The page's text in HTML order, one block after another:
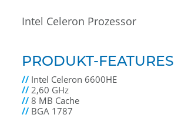
Intel Celeron Prozessor
PRODUKT-FEATURES
// Intel Celeron 6600HE
//2,60 GHz
//8 MB Cache
// BGA 1787